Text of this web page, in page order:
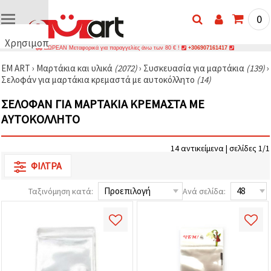
Χρησιμοποιούμε
🍪
Χρησιμοποιούμε
παρόμοιες
τεχνολογίες
για να
του
ιστότοπου,
βελτιώσουμε
συγκατάθεσή
0
ΔΩΡΕΑΝ Μεταφορικά για παραγγελίες άνω των 80 € ! +306907161417
EM ART › Μαρτάκια και υλικά (2072)› Συσκευασία για μαρτάκια (139)›
Σελοφάν για μαρτάκια κρεμαστά με αυτοκόλλητο (14)
ΣΕΛΟΦΆΝ ΓΙΑ ΜΑΡΤΆΚΙΑ ΚΡΕΜΑΣΤΆ ΜΕ
ΑΥΤΟΚΌΛΛΗΤΟ
14 αντικείμενα | σελίδες 1/1
ΦΊΛΤΡΑ
Ταξινόμηση κατά: Ανά σελίδα: